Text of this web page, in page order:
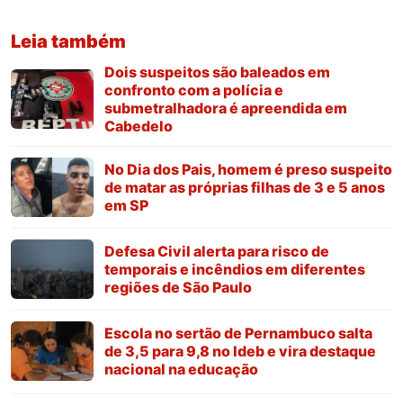
Leia também
Dois suspeitos são baleados em
confronto com a polícia e
submetralhadora é apreendida em
Cabedelo
No Dia dos Pais, homem é preso suspeito
de matar as próprias filhas de 3 e 5 anos
em SP
Defesa Civil alerta para risco de
temporais e incêndios em diferentes
regiões de São Paulo
Escola no sertão de Pernambuco salta
de 3,5 para 9,8 no Ideb e vira destaque
nacional na educação